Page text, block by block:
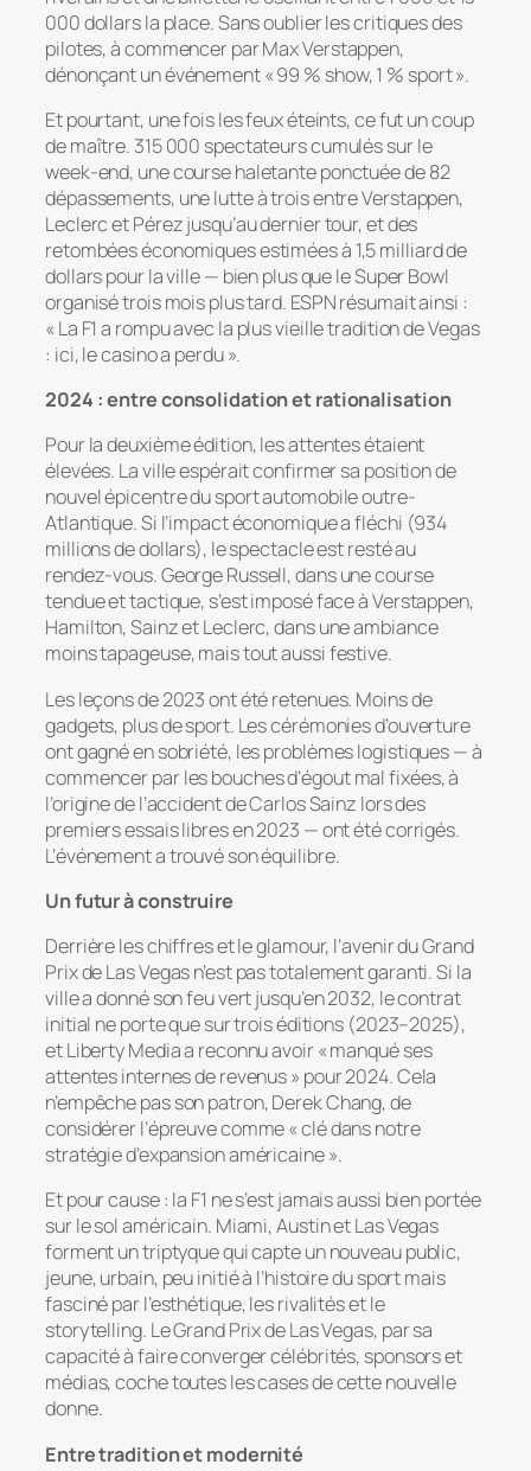
000 dollars la place. Sans oublier les critiques des
pilotes, à commencer par Max Verstappen,
dénonçant un événement « 99 % show, 1 % sport ».
Et pourtant, une fois les feux éteints, ce fut un coup
de maître. 315 000 spectateurs cumulés sur le
week-end, une course haletante ponctuée de 82
dépassements, une lutte à trois entre Verstappen,
Leclerc et Pérez jusqu’au dernier tour, et des
retombées économiques estimées à 1,5 milliard de
dollars pour la ville — bien plus que le Super Bowl
organisé trois mois plus tard. ESPN résumait ainsi :
« La F1 a rompu avec la plus vieille tradition de Vegas
: ici, le casino a perdu ».
2024 : entre consolidation et rationalisation
Pour la deuxième édition, les attentes étaient
élevées. La ville espérait confirmer sa position de
nouvel épicentre du sport automobile outre-
Atlantique. Si l’impact économique a fléchi (934
millions de dollars), le spectacle est resté au
rendez-vous. George Russell, dans une course
tendue et tactique, s’est imposé face à Verstappen,
Hamilton, Sainz et Leclerc, dans une ambiance
moins tapageuse, mais tout aussi festive.
Les leçons de 2023 ont été retenues. Moins de
gadgets, plus de sport. Les cérémonies d’ouverture
ont gagné en sobriété, les problèmes logistiques — à
commencer par les bouches d’égout mal fixées, à
l’origine de l’accident de Carlos Sainz lors des
premiers essais libres en 2023 — ont été corrigés.
L’événement a trouvé son équilibre.
Un futur à construire
Derrière les chiffres et le glamour, l’avenir du Grand
Prix de Las Vegas n’est pas totalement garanti. Si la
ville a donné son feu vert jusqu’en 2032, le contrat
initial ne porte que sur trois éditions (2023–2025),
et Liberty Media a reconnu avoir « manqué ses
attentes internes de revenus » pour 2024. Cela
n’empêche pas son patron, Derek Chang, de
considérer l’épreuve comme « clé dans notre
stratégie d’expansion américaine ».
Et pour cause : la F1 ne s’est jamais aussi bien portée
sur le sol américain. Miami, Austin et Las Vegas
forment un triptyque qui capte un nouveau public,
jeune, urbain, peu initié à l’histoire du sport mais
fasciné par l’esthétique, les rivalités et le
storytelling. Le Grand Prix de Las Vegas, par sa
capacité à faire converger célébrités, sponsors et
médias, coche toutes les cases de cette nouvelle
donne.
Entre tradition et modernité